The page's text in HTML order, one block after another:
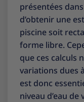
présentées
d’obtenir une
piscine soit
forme libre.
que ces calculs
variations dues
est donc
niveau d’eau de